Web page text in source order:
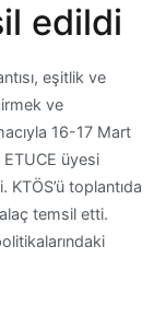
edildi
eşitlik ve
ve
16-17 Mart
üyesi
toplantıda
temsil etti.